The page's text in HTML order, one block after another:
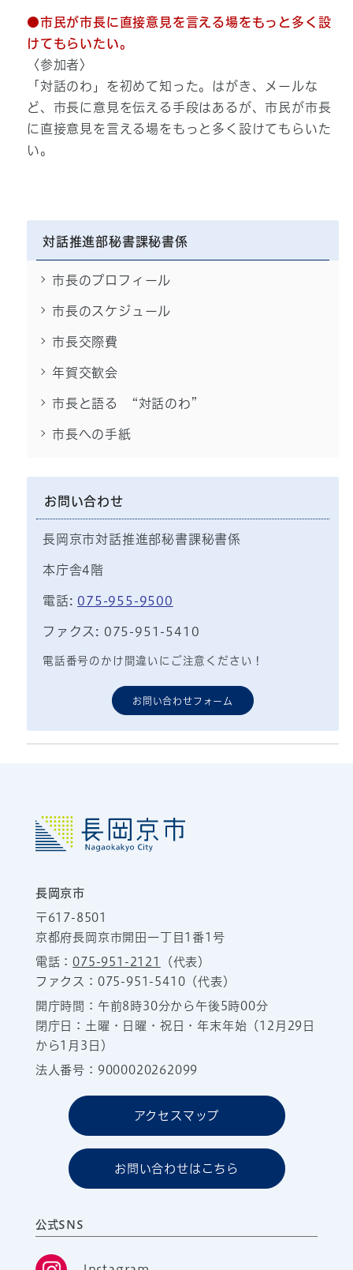
●市民が市長に直接意見を言える場をもっと多く設
けてもらいたい。
〈参加者〉
「対話のわ」を初めて知った。はがき、メールな
ど、市長に意見を伝える手段はあるが、市民が市長
に直接意見を言える場をもっと多く設けてもらいた
い。
対話推進部秘書課秘書係
市長のプロフィール
市長のスケジュール
市長交際費
年賀交歓会
市長と語る “対話のわ”
市長への手紙
お問い合わせ
長岡京市対話推進部秘書課秘書係
本庁舎4階
電話: 075-955-9500
ファクス: 075-951-5410
電話番号のかけ間違いにご注意ください！
お問い合わせフォーム
長岡京市
〒617-8501
京都府長岡京市開田一丁目1番1号
電話：075-951-2121
（代表）
ファクス：075-951-5410（代表）
開庁時間：午前8時30分から午後5時00分
閉庁日：土曜・日曜・祝日・年末年始（12月29日
から1月3日）
法人番号：9000020262099
アクセスマップ
お問い合わせはこちら
公式SNS